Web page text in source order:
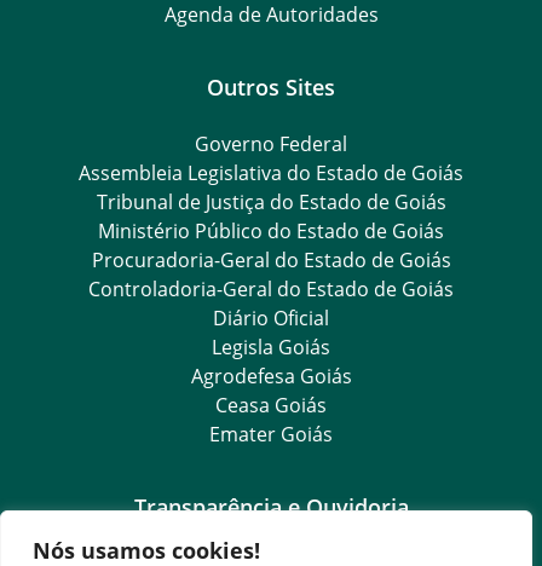
Nós usamos cookies!
Agenda de Autoridades
Outros Sites
Governo Federal
Assembleia Legislativa do Estado de Goiás
Tribunal de Justiça do Estado de Goiás
Ministério Público do Estado de Goiás
Procuradoria-Geral do Estado de Goiás
Controladoria-Geral do Estado de Goiás
Diário Oficial
Legisla Goiás
Agrodefesa Goiás
Ceasa Goiás
Emater Goiás
Transparência e Ouvidoria